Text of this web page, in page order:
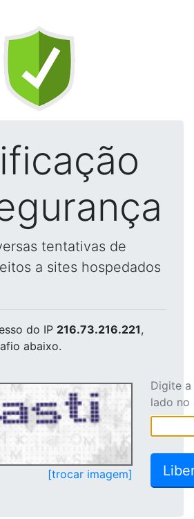
tentativas de
a sites hospedados
do IP 216.73.216.221,
abaixo.
[trocar imagem]
Digite
lado no